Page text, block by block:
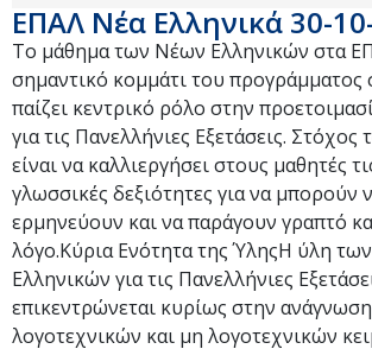
ΕΠΑΛ Νέα Ελληνικά 30-
Το μάθημα των Νέων Ελληνικών στα
σημαντικό κομμάτι του
παίζει κεντρικό ρόλο στην
για τις Πανελλήνιες Εξετάσεις.
είναι να καλλιεργήσει στους μαθητές
γλωσσικές δεξιότητες για να μπορούν
ερμηνεύουν και να παράγουν γραπτό
λόγο.Κύρια Ενότητα της ΎληςΗ ύλη
Ελληνικών για τις Πανελλήνιες
επικεντρώνεται κυρίως στην
λογοτεχνικών και μη λογοτεχνικών